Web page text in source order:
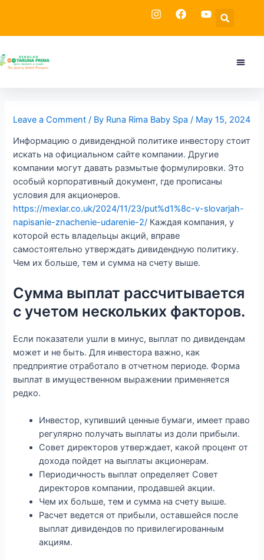
Menu
Leave a Comment / By Runa Rima Baby Spa/ May 15, 2024
Информацию о дивидендной политике инвестору стоит
искать на официальном сайте компании. Другие
компании могут давать размытые формулировки. Это
особый корпоративный документ, где прописаны
условия для акционеров.
https://mexlar.co.uk/2024/11/23/put%d1%8c-v-slovarjah-
napisanie-znachenie-udarenie-2/ Каждая компания, у
которой есть владельцы акций, вправе
самостоятельно утверждать дивидендную политику.
Чем их больше, тем и сумма на счету выше.
Сумма выплат рассчитывается
с учетом нескольких факторов.
Если показатели ушли в минус, выплат по дивидендам
может и не быть. Для инвестора важно, как
предприятие отработало в отчетном периоде. Форма
выплат в имущественном выражении применяется
редко.
Инвестор, купивший ценные бумаги, имеет право
регулярно получать выплаты из доли прибыли.
Совет директоров утверждает, какой процент от
дохода пойдет на выплаты акционерам.
Периодичность выплат определяет Совет
директоров компании, продавшей акции.
Чем их больше, тем и сумма на счету выше.
Расчет ведется от прибыли, оставшейся после
выплат дивидендов по привилегированным
акциям.